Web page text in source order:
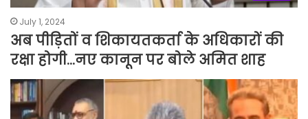
July 1, 2024
अब पीड़ितों व शिकायतकर्ता के अधिकारों की
रक्षा होगी…नए कानून पर बोले अमित शाह